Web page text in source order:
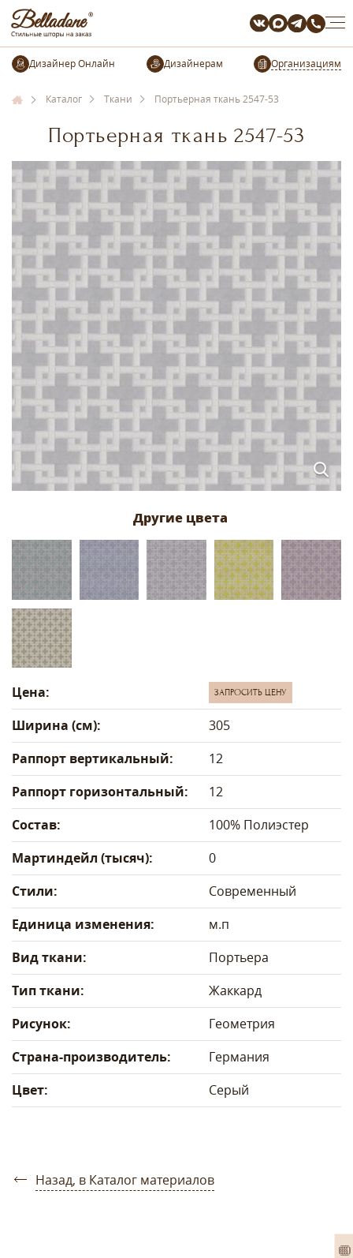
Организациям
Каталог Ткани Портьерная ткань 2547-53
Портьерная ткань 2547-53
Цена: ЗАПРОСИТЬ ЦЕНУ
Ширина (см):
305
Раппорт вертикальный:
12
Раппорт горизонтальный:
12
Состав:
100% Полиэстер
Мартиндейл (тысяч):
0
Стили:
Современный
Единица изменения:
м.п
Вид ткани:
Портьера
Тип ткани:
Жаккард
Рисунок:
Геометрия
Страна-производитель:
Германия
Цвет:
Серый
Назад, в Каталог материалов